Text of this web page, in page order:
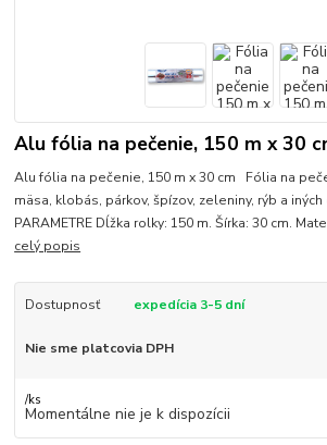
Alu fólia na pečenie, 150 m x 30
Alu fólia na pečenie, 150 m x 30 cm Fólia na
mäsa, klobás, párkov, špízov, zeleniny, rýb a
PARAMETRE Dĺžka rolky: 150 m. Šírka: 30 cm.
celý popis
Dostupnosť expedícia 3-5 dní
Nie sme platcovia DPH
/ks
Momentálne nie je k dispozícii